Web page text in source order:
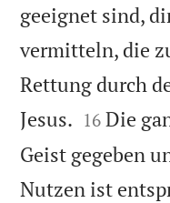
geeignet sind,
vermitteln, die
Rettung durch
Jesus. 

16 Die
Geist gegeben
Nutzen ist